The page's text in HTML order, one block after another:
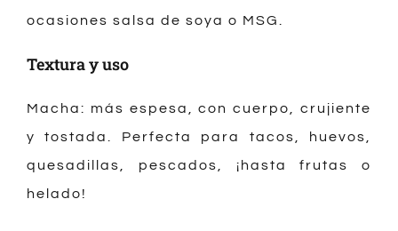
ocasiones salsa de soya o MSG.
Textura y uso
Macha: más espesa, con cuerpo, crujiente
y tostada. Perfecta para tacos, huevos,
quesadillas, pescados, ¡hasta frutas o
helado!